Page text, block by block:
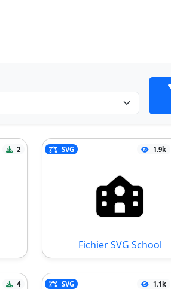
2 SVG 1.9k
Fichier SVG School
4 SVG 1.1k